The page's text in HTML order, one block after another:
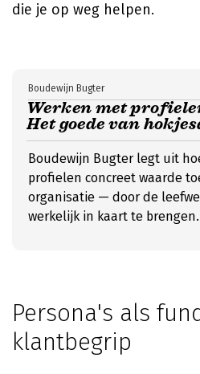
die je op weg helpen.
Werken met
Het goede van
Boudewijn Bugter
Boudewijn Bugter legt uit
profielen concreet waarde
organisatie — door de
werkelijk in kaart te brengen.
Persona's als
klantbegrip